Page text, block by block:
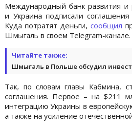
Международный банк развития и
и Украина подписали
Куда потратят деньги, сообщил
Шмыгаль в своем Telegram-канале.
Читайте также:
Шмыгаль в Польше обсудил
Так, по словам главы Кабмина,
соглашения. Первое – на $211
интеграцию Украины в
а также на усиление